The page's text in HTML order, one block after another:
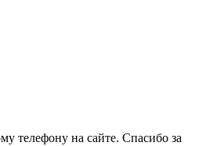
телефону на сайте. Спасибо за